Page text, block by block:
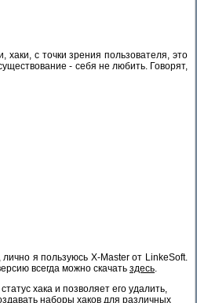
с точки зрения пользователя, это
- себя не любить. Говорят,
я пользуюсь X-Master от LinkeSoft.
всегда можно скачать здесь.
хака и позволяет его удалить,
наборы хаков для различных